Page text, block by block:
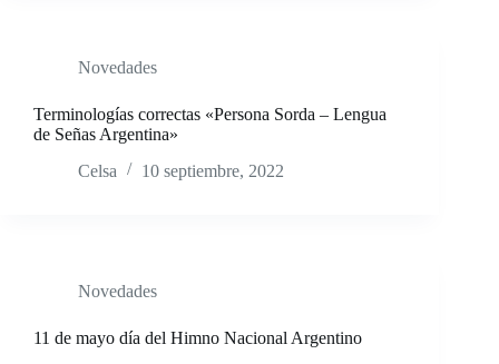
Novedades
Terminologías correctas «Persona Sorda – Lengua
de Señas Argentina»
Celsa
10 septiembre, 2022
Novedades
11 de mayo día del Himno Nacional Argentino